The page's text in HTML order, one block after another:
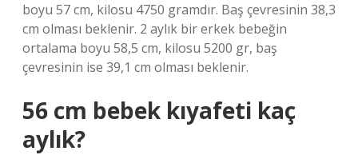
boyu 57 cm, kilosu 4750 gramdır. Baş çevresinin 38,3
cm olması beklenir. 2 aylık bir erkek bebeğin
ortalama boyu 58,5 cm, kilosu 5200 gr, baş
çevresinin ise 39,1 cm olması beklenir.
56 cm bebek kıyafeti kaç
aylık?